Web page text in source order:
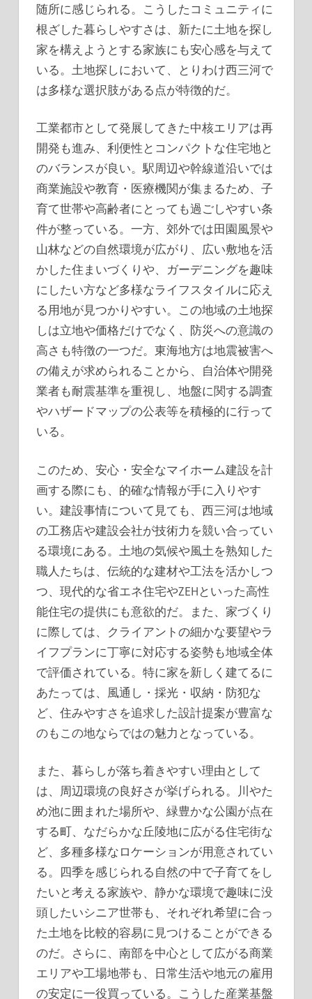
随所に感じられる。こうしたコミュニティに
根ざした暮らしやすさは、新たに土地を探し
家を構えようとする家族にも安心感を与えて
いる。土地探しにおいて、とりわけ西三河で
は多様な選択肢がある点が特徴的だ。
工業都市として発展してきた中核エリアは再
開発も進み、利便性とコンパクトな住宅地と
のバランスが良い。駅周辺や幹線道沿いでは
商業施設や教育・医療機関が集まるため、子
育て世帯や高齢者にとっても過ごしやすい条
件が整っている。一方、郊外では田園風景や
山林などの自然環境が広がり、広い敷地を活
かした住まいづくりや、ガーデニングを趣味
にしたい方など多様なライフスタイルに応え
る用地が見つかりやすい。この地域の土地探
しは立地や価格だけでなく、防災への意識の
高さも特徴の一つだ。東海地方は地震被害へ
の備えが求められることから、自治体や開発
業者も耐震基準を重視し、地盤に関する調査
やハザードマップの公表等を積極的に行って
いる。
このため、安心・安全なマイホーム建設を計
画する際にも、的確な情報が手に入りやす
い。建設事情について見ても、西三河は地域
の工務店や建設会社が技術力を競い合ってい
る環境にある。土地の気候や風土を熟知した
職人たちは、伝統的な建材や工法を活かしつ
つ、現代的な省エネ住宅やZEHといった高性
能住宅の提供にも意欲的だ。また、家づくり
に際しては、クライアントの細かな要望やラ
イフプランに丁寧に対応する姿勢も地域全体
で評価されている。特に家を新しく建てるに
あたっては、風通し・採光・収納・防犯な
ど、住みやすさを追求した設計提案が豊富な
のもこの地ならではの魅力となっている。
また、暮らしが落ち着きやすい理由として
は、周辺環境の良好さが挙げられる。川やた
め池に囲まれた場所や、緑豊かな公園が点在
する町、なだらかな丘陵地に広がる住宅街な
ど、多種多様なロケーションが用意されてい
る。四季を感じられる自然の中で子育てをし
たいと考える家族や、静かな環境で趣味に没
頭したいシニア世帯も、それぞれ希望に合っ
た土地を比較的容易に見つけることができる
のだ。さらに、南部を中心として広がる商業
エリアや工場地帯も、日常生活や地元の雇用
の安定に一役買っている。こうした産業基盤